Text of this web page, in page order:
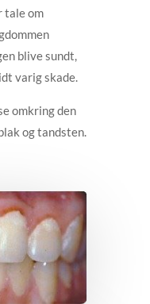
tale om
blive sundt,
varig skade.
omkring den
og tandsten.